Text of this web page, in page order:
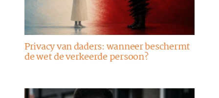
Privacy van daders: wanneer beschermt
de wet de verkeerde persoon?